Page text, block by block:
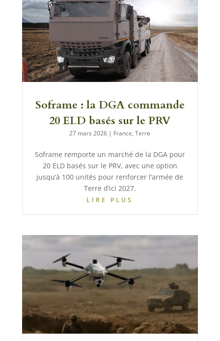
Soframe : la DGA commande
20 ELD basés sur le PRV
27 mars 2026 | France,Terre
Soframe remporte un marché de la DGA pour
20 ELD basés sur le PRV, avec une option
jusqu’à 100 unités pour renforcer l’armée de
Terre d’ici 2027.
LIRE PLUS